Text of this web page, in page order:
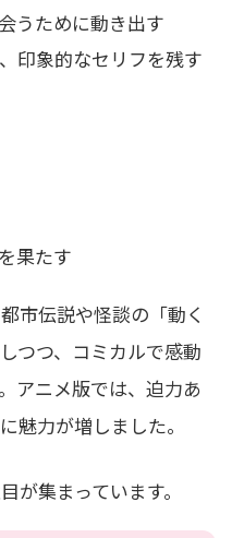
うために動き出す
印象的なセリフを残す
果たす
市伝説や怪談の「動く
つつ、コミカルで感動
アニメ版では、迫力あ
魅力が増しました。
が集まっています。